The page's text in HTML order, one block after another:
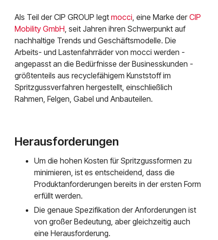
Als Teil der CIP GROUP legt mocci , eine Marke derCIP
Mobility GmbH , seit Jahren ihren Schwerpunkt auf
nachhaltige Trends und Geschäftsmodelle. Die
Arbeits- und Lastenfahrräder von mocci werden -
angepasst an die Bedürfnisse der Businesskunden -
größtenteils aus recyclefähigem Kunststoff im
Spritzgussverfahren hergestellt, einschließlich
Rahmen, Felgen, Gabel und Anbauteilen.
Herausforderungen
Um die hohen Kosten für Spritzgussformen zu
minimieren, ist es entscheidend, dass die
Produktanforderungen bereits in der ersten Form
erfüllt werden.
Die genaue Spezifikation der Anforderungen ist
von großer Bedeutung, aber gleichzeitig auch
eine Herausforderung.